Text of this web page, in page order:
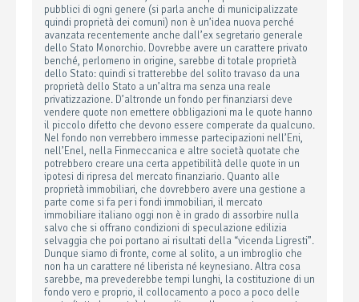
pubblici di ogni genere (si parla anche di municipalizzate
quindi proprietà dei comuni) non è un’idea nuova perché
avanzata recentemente anche dall’ex segretario generale
dello Stato Monorchio. Dovrebbe avere un carattere privato
benché, perlomeno in origine, sarebbe di totale proprietà
dello Stato: quindi si tratterebbe del solito travaso da una
proprietà dello Stato a un’altra ma senza una reale
privatizzazione. D’altronde un fondo per finanziarsi deve
vendere quote non emettere obbligazioni ma le quote hanno
il piccolo difetto che devono essere comperate da qualcuno.
Nel fondo non verrebbero immesse partecipazioni nell’Eni,
nell’Enel, nella Finmeccanica e altre società quotate che
potrebbero creare una certa appetibilità delle quote in un
ipotesi di ripresa del mercato finanziario. Quanto alle
proprietà immobiliari, che dovrebbero avere una gestione a
parte come si fa per i fondi immobiliari, il mercato
immobiliare italiano oggi non è in grado di assorbire nulla
salvo che si offrano condizioni di speculazione edilizia
selvaggia che poi portano ai risultati della “vicenda Ligresti”.
Dunque siamo di fronte, come al solito, a un imbroglio che
non ha un carattere né liberista né keynesiano. Altra cosa
sarebbe, ma prevederebbe tempi lunghi, la costituzione di un
fondo vero e proprio, il collocamento a poco a poco delle